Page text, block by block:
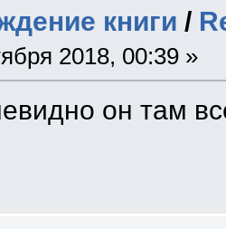
книги /
2018, 00:39 »
он там